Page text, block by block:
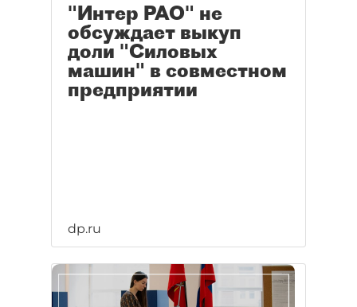
"Интер РАО" не
обсуждает выкуп
доли "Силовых
машин" в совместном
предприятии
dp.ru